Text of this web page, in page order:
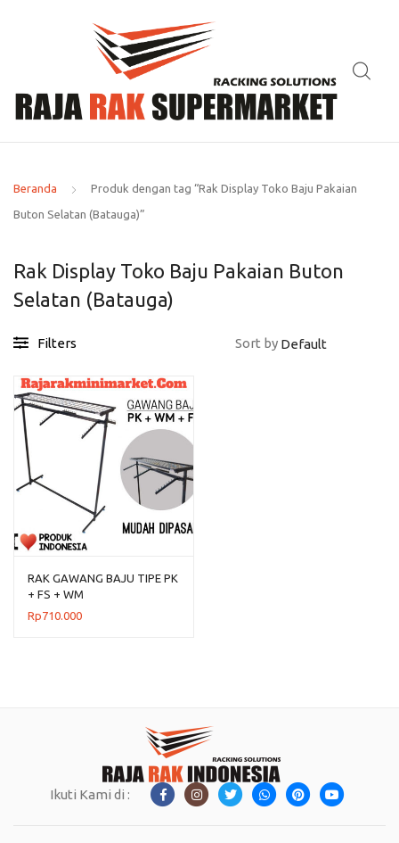
Beranda Produk dengan tag “Rak Display Toko Baju Pakaian
Buton Selatan (Batauga)”
Rak Display Toko Baju Pakaian Buton
Selatan (Batauga)
Filters Sort by
RAK GAWANG BAJU TIPE PK
+ FS + WM
Rp710.000
Ikuti Kami di :